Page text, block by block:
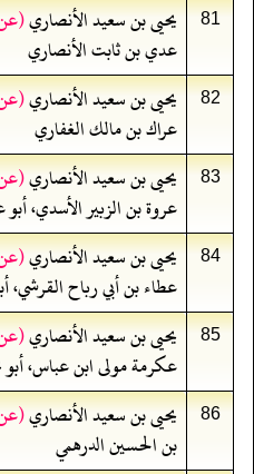
81 يحيى بن سعيد الأنصاري
عدي بن ثابت الأنصاري
82 يحيى بن سعيد الأنصاري
عراك بن مالك الغفاري
83 يحيى بن سعيد الأنصاري
عروة بن الزبير الأسدي، أبو
84 يحيى بن سعيد الأنصاري
عطاء بن أبي رباح القرشي،
85 يحيى بن سعيد الأنصاري
عكرمة مولى ابن عباس، أبو
86 يحيى بن سعيد الأنصاري
بن الحسين الدرهمي